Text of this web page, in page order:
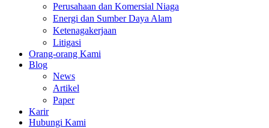
Perusahaan dan Komersial Niaga
Energi dan Sumber Daya Alam
Ketenagakerjaan
Litigasi
Orang-orang Kami
Blog
News
Artikel
Paper
Karir
Hubungi Kami